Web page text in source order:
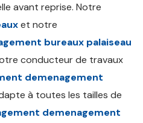
avant reprise. Notre
et notre
bureaux palaiseau
conducteur de travaux
demenagement
à toutes les tailles de
demenagement